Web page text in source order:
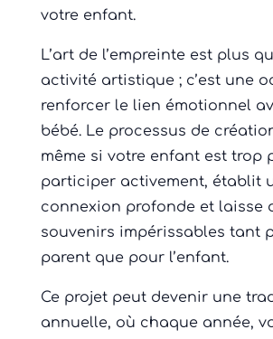
votre enfant.
L’art de l’empreinte est plus
activité artistique ; c’est une
renforcer le lien émotionnel
bébé. Le processus de
même si votre enfant est trop
participer activement, établit
connexion profonde et laisse
souvenirs impérissables tant
parent que pour l’enfant.
Ce projet peut devenir une
annuelle, où chaque année,